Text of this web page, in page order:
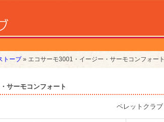
トーブ » エコサーモ3001・イージー・サーモコンフォート
サーモコンフォート
ペレットクラブ